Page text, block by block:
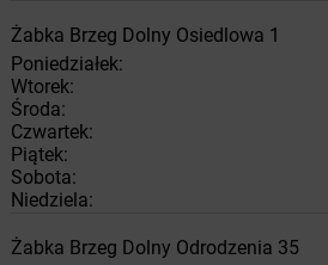
Żabka Brzeg Dolny Osiedlowa 1
Poniedziałek:
Wtorek:
Środa:
Czwartek:
Piątek:
Sobota:
Niedziela:
Żabka Brzeg Dolny Odrodzenia 35